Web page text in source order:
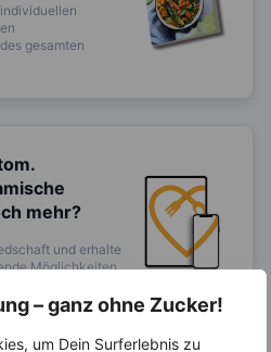
– ganz ohne Zucker!
um Dein Surferlebnis zu
gesamten
mehr?
und erhalte
Möglichkeiten,